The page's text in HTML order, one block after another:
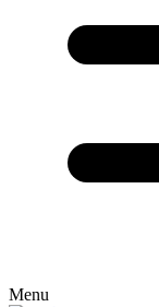
Menu